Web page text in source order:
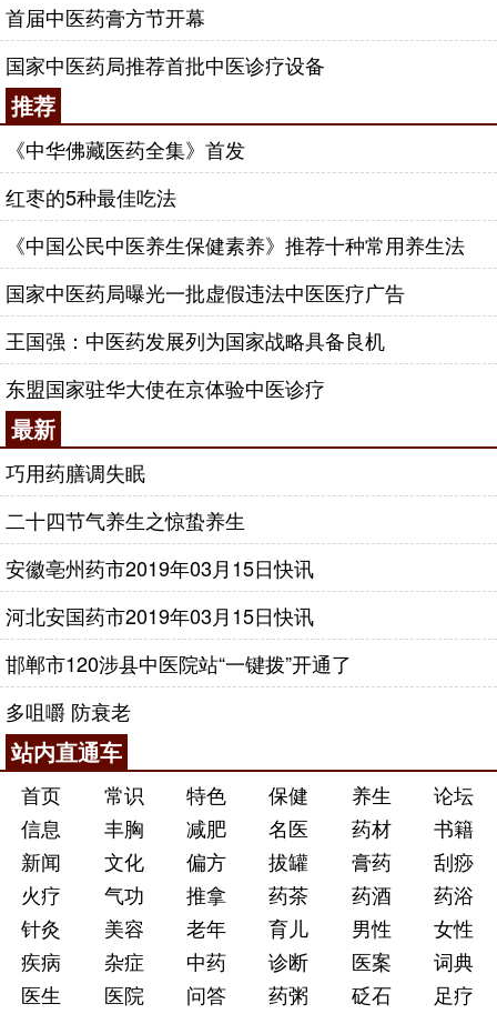
首届中医药膏方节开幕
国家中医药局推荐首批中医诊疗设备
推荐
《中华佛藏医药全集》首发
红枣的5种最佳吃法
《中国公民中医养生保健素养》推荐十种常用养生法
国家中医药局曝光一批虚假违法中医医疗广告
王国强：中医药发展列为国家战略具备良机
东盟国家驻华大使在京体验中医诊疗
最新
巧用药膳调失眠
二十四节气养生之惊蛰养生
安徽亳州药市2019年03月15日快讯
河北安国药市2019年03月15日快讯
邯郸市120涉县中医院站“一键拨”开通了
多咀嚼 防衰老
站内直通车
首页 常识 特色 保健 养生
论坛
信息
丰胸 减肥 名医 药材
书籍
新闻
文化 偏方 拔罐 膏药
刮痧
火疗
气功 推拿 药茶 药酒
药浴
针灸
美容 老年 育儿 男性
女性
疾病
杂症 中药 诊断 医案
词典
医生
医院 问答 药粥 砭石 足疗